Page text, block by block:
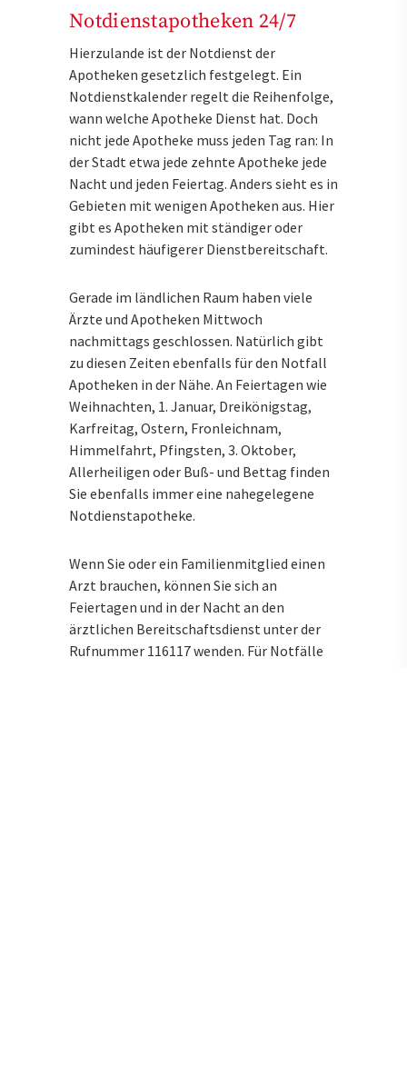
Notdienstapotheken 24/7
Hierzulande ist der Notdienst der
Apotheken gesetzlich festgelegt. Ein
Notdienstkalender regelt die Reihenfolge,
wann welche Apotheke Dienst hat. Doch
nicht jede Apotheke muss jeden Tag ran: In
der Stadt etwa jede zehnte Apotheke jede
Nacht und jeden Feiertag. Anders sieht es in
Gebieten mit wenigen Apotheken aus. Hier
gibt es Apotheken mit ständiger oder
zumindest häufigerer Dienstbereitschaft.
Gerade im ländlichen Raum haben viele
Ärzte und Apotheken Mittwoch
nachmittags geschlossen. Natürlich gibt
zu diesen Zeiten ebenfalls für den Notfall
Apotheken in der Nähe. An Feiertagen wie
Weihnachten, 1. Januar, Dreikönigstag,
Karfreitag, Ostern, Fronleichnam,
Himmelfahrt, Pfingsten, 3. Oktober,
Allerheiligen oder Buß- und Bettag finden
Sie ebenfalls immer eine nahegelegene
Notdienstapotheke.
Wenn Sie oder ein Familienmitglied einen
Arzt brauchen, können Sie sich an
Feiertagen und in der Nacht an den
ärztlichen Bereitschaftsdienst unter der
Rufnummer 116117 wenden. Für Notfälle